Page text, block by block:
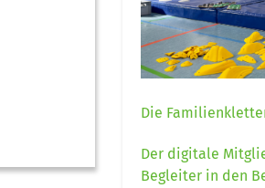
Die
Der digitale
Begleiter in den